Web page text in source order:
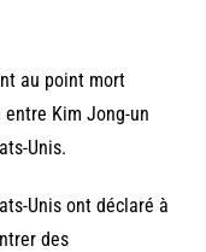
au point mort
entre Kim Jong-un
Unis.
Unis ont déclaré à
des